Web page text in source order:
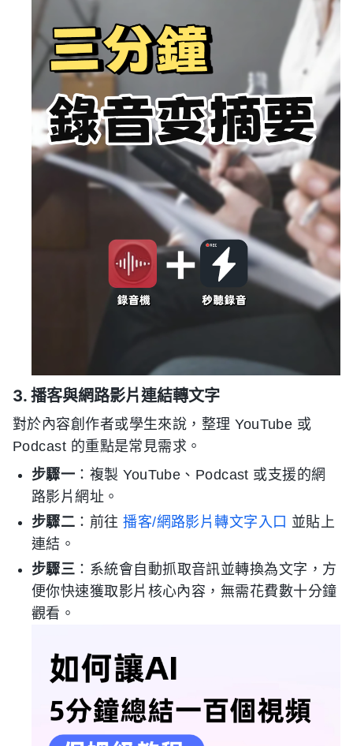
3. 播客與網路影片連結轉文字
對於內容創作者或學生來說，整理 YouTube 或
Podcast 的重點是常見需求。
步驟一 ：複製 YouTube、Podcast 或支援的網
路影片網址。
步驟二 ：前往播客/網路影片轉文字入口 並貼上
連結。
步驟三 ：系統會自動抓取音訊並轉換為文字，方
便你快速獲取影片核心內容，無需花費數十分鐘
觀看。